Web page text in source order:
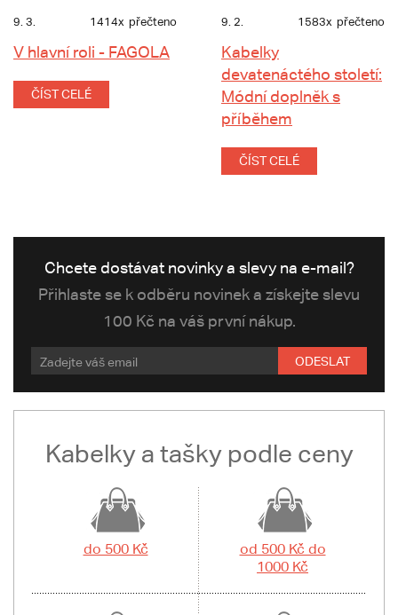
9. 3. 1414x přečteno
V hlavní roli - FAGOLA
ČÍST CELÉ
9. 2. 1583x přečteno
Kabelky
devatenáctého století:
Módní doplněk s
příběhem
ČÍST CELÉ
Chcete dostávat novinky a slevy na e-mail?
Přihlaste se k odběru novinek a získejte slevu
100 Kč na váš první nákup.
ODESLAT
Kabelky a tašky podle ceny
do 500 Kč
od 500 Kč do
1000 Kč